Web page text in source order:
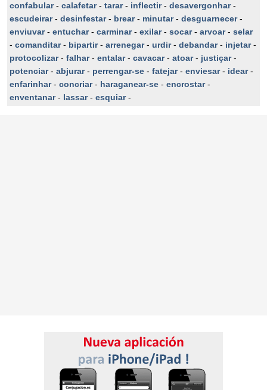
confabular- calafetar- tarar- inflectir- desavergonhar-
escudeirar- desinfestar- brear- minutar- desguarnecer-
enviuvar- entuchar- carminar- exilar- socar- arvoar- selar
- comanditar- bipartir- arrenegar- urdir- debandar- injetar-
protocolizar- falhar- entalar- cavacar- atoar- justiçar-
potenciar- abjurar- perrengar-se - fatejar- enviesar- idear-
enfarinhar- concriar- haraganear-se - encrostar-
enventanar- lassar- esquiar-